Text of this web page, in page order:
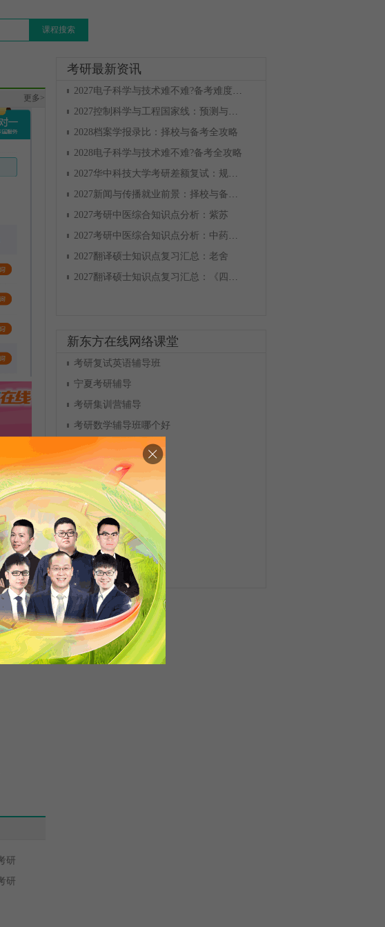
课程搜索
更多>
开课
研
研
考研最新资讯
2027电子科学与技术难不难?备考难度全解析
2027控制科学与工程国家线：预测与备考全攻略
2028档案学报录比：择校与备考全攻略
2028电子科学与技术难不难?备考全攻略
2027华中科技大学考研差额复试：规则解读与逆袭策略
2027新闻与传播就业前景：择校与备考全攻略
2027考研中医综合知识点分析：紫苏
2027考研中医综合知识点分析：中药鉴定学的定义和任务
2027翻译硕士知识点复习汇总：老舍
2027翻译硕士知识点复习汇总：《四世同堂》
新东方在线网络课堂
考研复试英语辅导班
宁夏考研辅导
考研集训营辅导
考研数学辅导班哪个好
中传考研辅导
在职研究生考研辅导
考研小班辅导
寄宿考研辅导班
凯程考研辅导中心
翻译硕士考研辅导